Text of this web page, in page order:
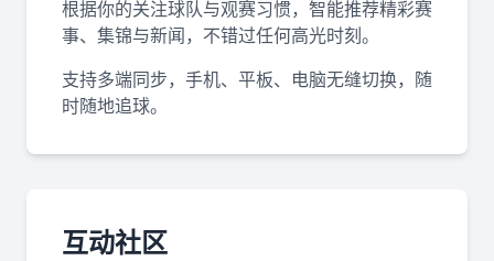
根据你的关注球队与观赛习惯，智能推荐精彩赛
事、集锦与新闻，不错过任何高光时刻。
支持多端同步，手机、平板、电脑无缝切换，随
时随地追球。
互动社区